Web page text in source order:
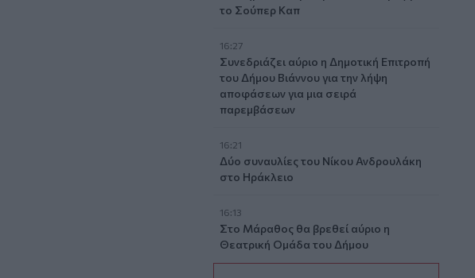
το Σούπερ Καπ
16:27
Συνεδριάζει αύριο η Δημοτική Επιτροπή
του Δήμου Βιάννου για την λήψη
αποφάσεων για μια σειρά
παρεμβάσεων
16:21
Δύο συναυλίες του Νίκου Ανδρουλάκη
στο Ηράκλειο
16:13
Στο Μάραθος θα βρεθεί αύριο η
Θεατρική Ομάδα του Δήμου
Μαλεβιζίου